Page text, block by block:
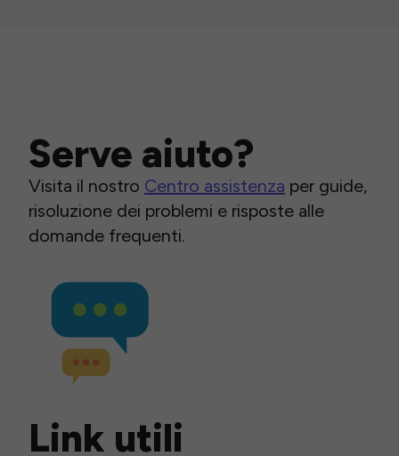
Serve aiuto?
Visita il nostro Centro assistenza per guide,
risoluzione dei problemi e risposte alle
domande frequenti.
Link utili